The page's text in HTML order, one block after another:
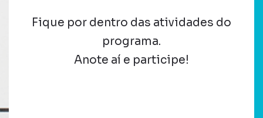
Fique por dentro das atividades do
programa.
Anote aí e participe!